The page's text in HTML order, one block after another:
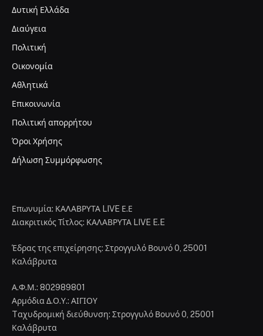
Δυτική Ελλάδα
Διαύγεια
Πολιτική
Οικονομία
Αθλητικά
Επικοινωνία
Πολιτική απορρήτου
Όροι Χρήσης
Δήλωση Συμμόρφωσης
Επωνυμία: ΚΑΛΑΒΡΥΤΑ LIVE Ε.Ε
Διακριτικός Τίτλος: ΚΑΛΑΒΡΥΤΑ LIVE E.E
Έδρας της επιχείρησης: Στρογγυλό Βουνό 0, 25001
Καλάβρυτα
Α.Φ.Μ.: 802989801
Αρμόδια Δ.Ο.Υ.: ΑΙΓΙΟΥ
Tαχυδρομική διεύθυνση: Στρογγυλό Βουνό 0, 25001
Καλάβρυτα